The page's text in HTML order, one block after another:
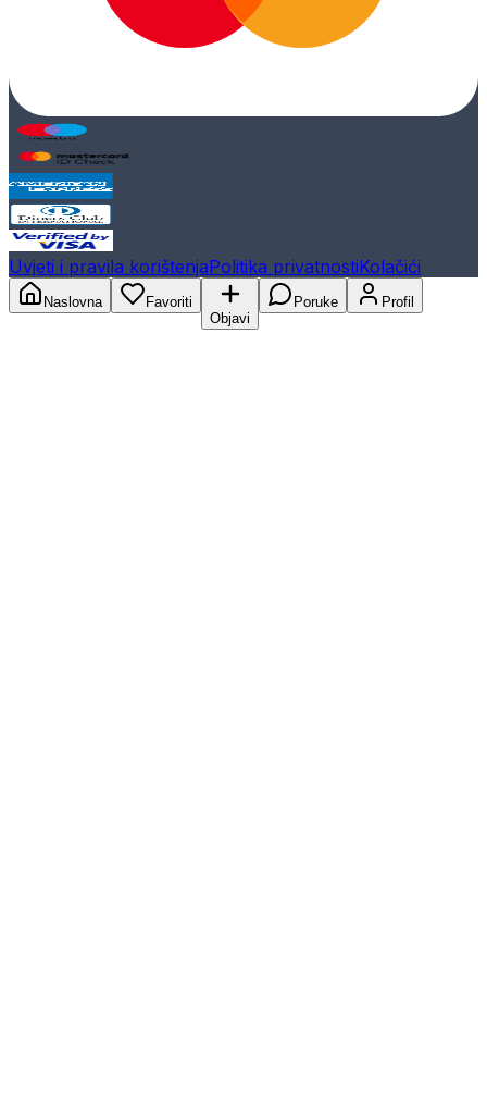
Uvjeti i pravila korištenjaPolitika privatnostiKolačići
Naslovna
Favoriti
Objavi
Poruke Profil